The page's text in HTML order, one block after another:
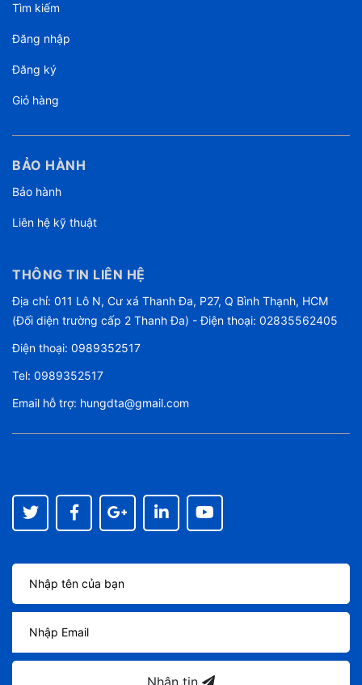
Tìm kiếm
Đăng nhập
Đăng ký
Giỏ hàng
BẢO HÀNH
Bảo hành
Liên hệ kỹ thuật
THÔNG TIN LIÊN HỆ
Địa chỉ: 011 Lô N, Cư xá Thanh Đa, P27, Q Bình Thạnh, HCM
(Đối diện trường cấp 2 Thanh Đa) - Điện thoại: 02835562405
Điện thoại: 0989352517
Tel: 0989352517
Email hỗ trợ: hungdta@gmail.com
Nhận tin